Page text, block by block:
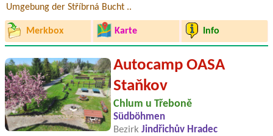
Umgebung der Stříbrná Bucht ..
Merkbox Karte Info
Autocamp OASA
Staňkov
Chlum u Třeboně
Südböhmen
Bezirk Jindřichův Hradec